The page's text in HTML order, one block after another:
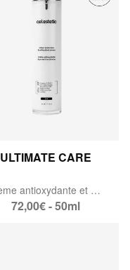
ULTIMATE CARE
Crème antioxydante et protection urbaine
72,00€ - 50ml